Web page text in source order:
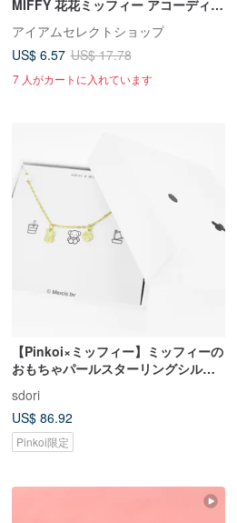
MIFFY 花花ミッフィー アコーディオ
アイアムセレクトショップ
US$ 6.57 US$ 17.78
7 人がカートに入れています
【Pinkoi×ミッフィー】ミッフィーの
おもちゃパールスターリングシルバ
sdori
US$ 86.92
Pinkoi限定